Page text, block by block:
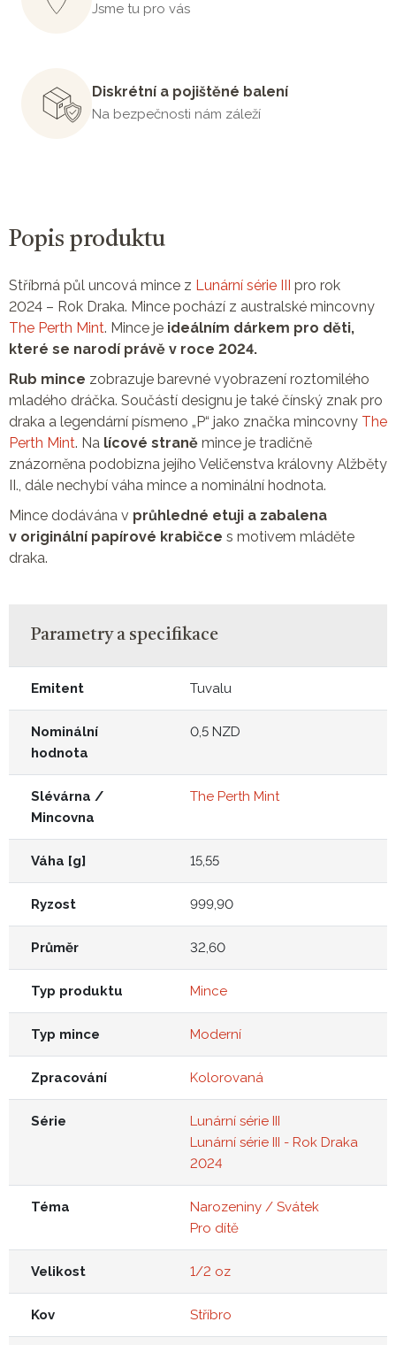
Jsme tu pro vás
Diskrétní a pojištěné balení
Na bezpečnosti nám záleží
Popis produktu
Stříbrná půl uncová mince z Lunární série III pro rok
2024 – Rok Draka. Mince pochází z australské mincovny
The Perth Mint. Mince je ideálním dárkem pro děti,
které se narodí právě v roce 2024.
Rub mince zobrazuje barevné vyobrazení roztomilého
mladého dráčka. Součástí designu je také čínský znak pro
draka a legendární písmeno „P“ jako značka mincovny The
Perth Mint. Na lícové straně mince je tradičně
znázorněna podobizna jejího Veličenstva královny Alžběty
II., dále nechybí váha mince a nominální hodnota.
Mince dodávána v průhledné etuji a zabalena
v originální papírové krabičce s motivem mláděte
draka.
Parametry a specifikace
Emitent Tuvalu
Nominální
hodnota
0,5 NZD
Slévárna /
Mincovna
The Perth Mint
Váha [g] 15,55
Ryzost 999,90
Průměr 32,60
Typ produktu Mince
Typ mince Moderní
Zpracování Kolorovaná
Série
Lunární série III
Lunární série III - Rok Draka
2024
Téma
Narozeniny / Svátek
Pro dítě
Velikost 1/2 oz
Kov Stříbro